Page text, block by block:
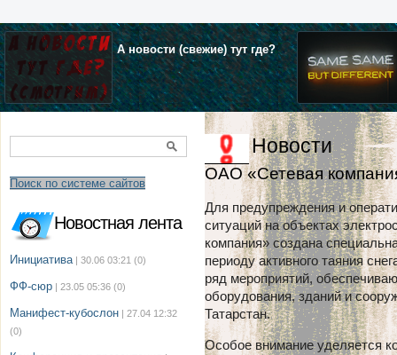
А новости (свежие) тут где?
Поиск по системе сайтов
Новостная лента
Инициатива | 30.06 03:21 (0)
ФФ-сюр | 23.05 05:36 (0)
Манифест-кубослон | 27.04 12:32
(0)
Новости
ОАО «Сетевая
Для предупреждения и
ситуаций на объектах
компания» создана
периоду активного таяния
ряд мероприятий,
оборудования, зданий и
Татарстан.
Особое внимание уделяется